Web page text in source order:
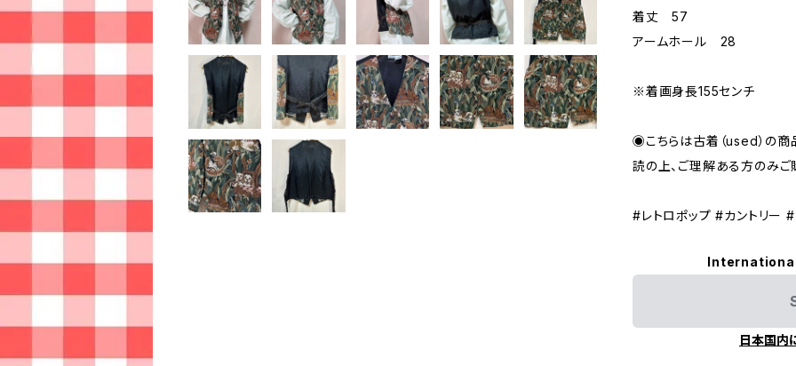
着丈 57
アームホール 28
※着画身長155センチ
◉こちらは古着（used）の商
読の上、ご理解ある方のみご
#レトロポップ #カントリー
日本国内